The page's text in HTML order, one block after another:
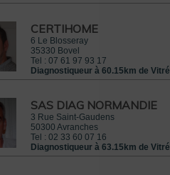
CERTIHOME
6 Le Blosseray
35330 Bovel
Tel : 07 61 97 93 17
Diagnostiqueur à 60.15km de Vitré
SAS DIAG NORMANDIE
3 Rue Saint-Gaudens
50300 Avranches
Tel : 02 33 60 07 16
Diagnostiqueur à 63.15km de Vitré